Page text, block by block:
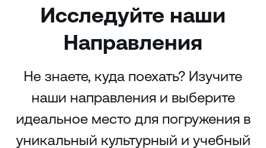
Исследуйте наши
Направления
Не знаете, куда поехать? Изучите
наши направления и выберите
идеальное место для погружения в
уникальный культурный и учебный